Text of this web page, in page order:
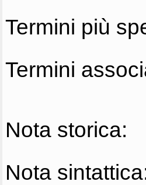
Termini più
Termini
Nota storica:
Nota